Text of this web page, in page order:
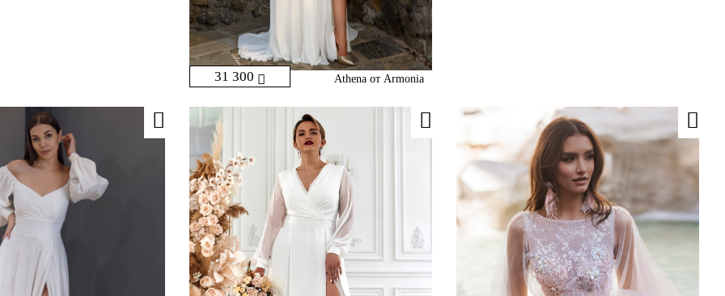
31 300 Athena от Armonia